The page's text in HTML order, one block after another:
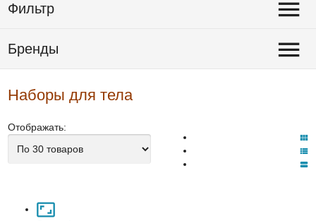
Фильтр
Бренды
Наборы для тела
Отображать: